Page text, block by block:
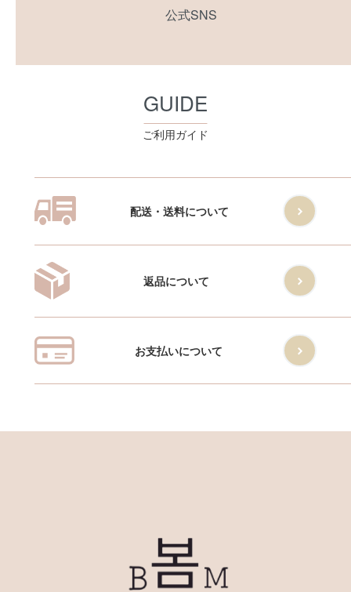
公式SNS
GUIDE
ご利用ガイド
配送・送料について
返品について
お支払いについて